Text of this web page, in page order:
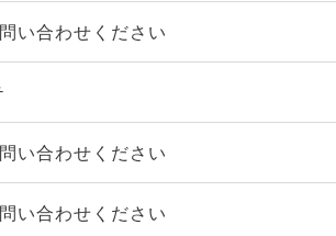
い合わせください
い合わせください
い合わせください